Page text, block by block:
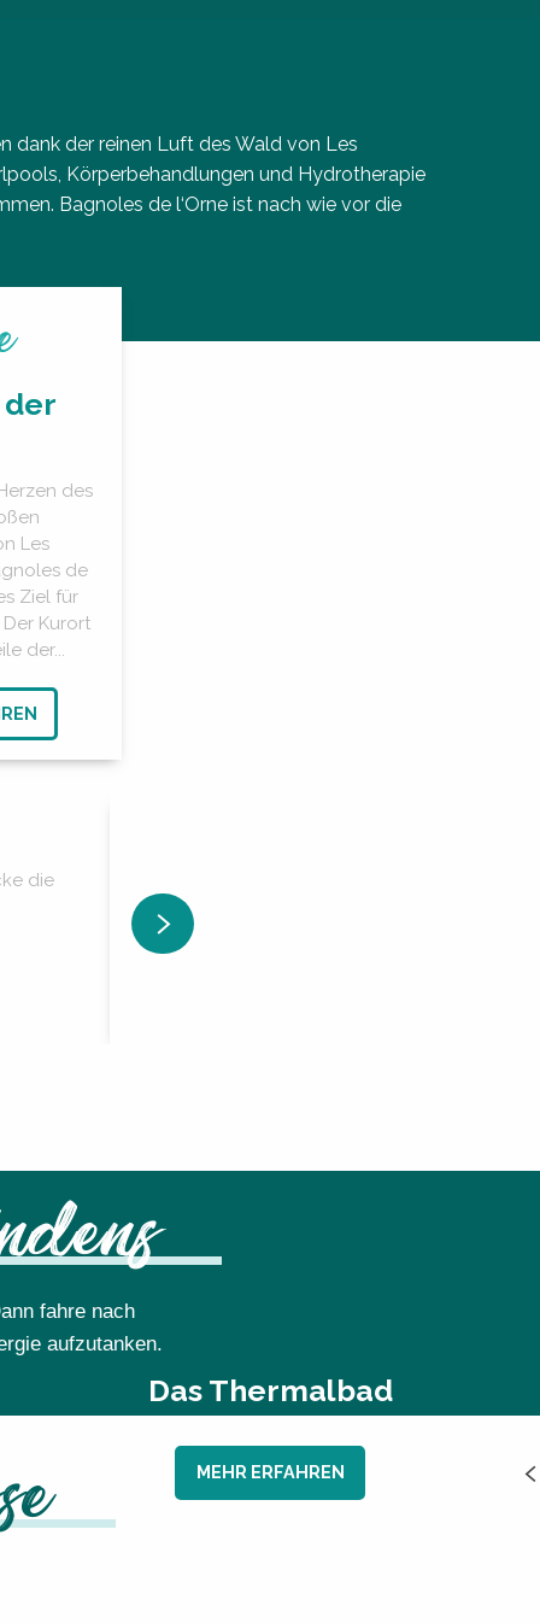
dank der reinen Luft des Wald von Les
Körperbehandlungen und Hydrotherapie
Bagnoles de l‘Orne ist nach wie vor die
des
Les
de
Ziel für
Kurort
der...
die
Umgebung, die ideal für Trailrunning ist.
Momente zum...
fahre nach
aufzutanken.
Das Thermalbad
MEHR ERFAHREN